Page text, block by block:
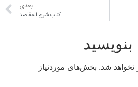
بعدی
كتاب شرح المقاصد
بنویسید
نخواهد شد. بخش‌های موردنیاز